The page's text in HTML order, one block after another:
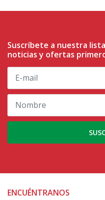
Suscríbete a nuestra
noticias y ofertas
ENCUÉNTRANOS